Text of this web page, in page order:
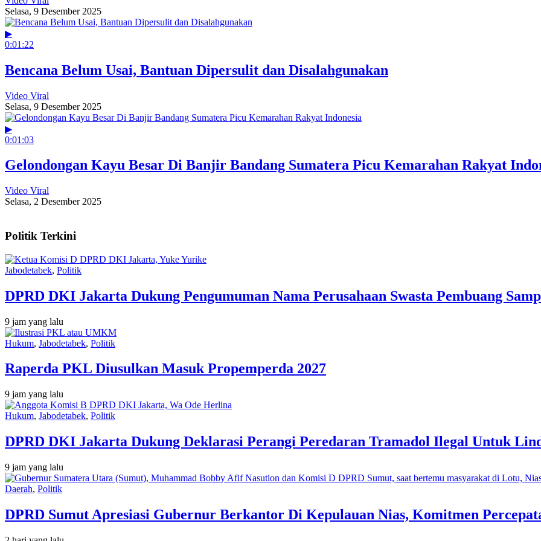
Selasa, 9 Desember 2025
▶
0:01:22
Bencana Belum Usai, Bantuan Dipersulit dan Disalahgunakan
Video Viral
Selasa, 9 Desember 2025
▶
0:01:03
Gelondongan Kayu Besar Di Banjir Bandang Sumatera Picu Kemarahan Rakyat
Video Viral
Selasa, 2 Desember 2025
Politik Terkini
Jabodetabek, Politik
DPRD DKI Jakarta Dukung Pengumuman Nama Perusahaan Swasta Pembuang
9 jam yang lalu
Hukum, Jabodetabek, Politik
Raperda PKL Diusulkan Masuk Propemperda 2027
9 jam yang lalu
Hukum, Jabodetabek, Politik
DPRD DKI Jakarta Dukung Deklarasi Perangi Peredaran Tramadol Ilegal Untuk
9 jam yang lalu
Daerah, Politik
DPRD Sumut Apresiasi Gubernur Berkantor Di Kepulauan Nias, Komitmen